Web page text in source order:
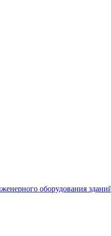
оборудования